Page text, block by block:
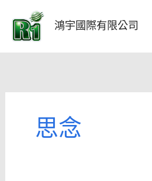
要
鴻宇國際有限公司
思念